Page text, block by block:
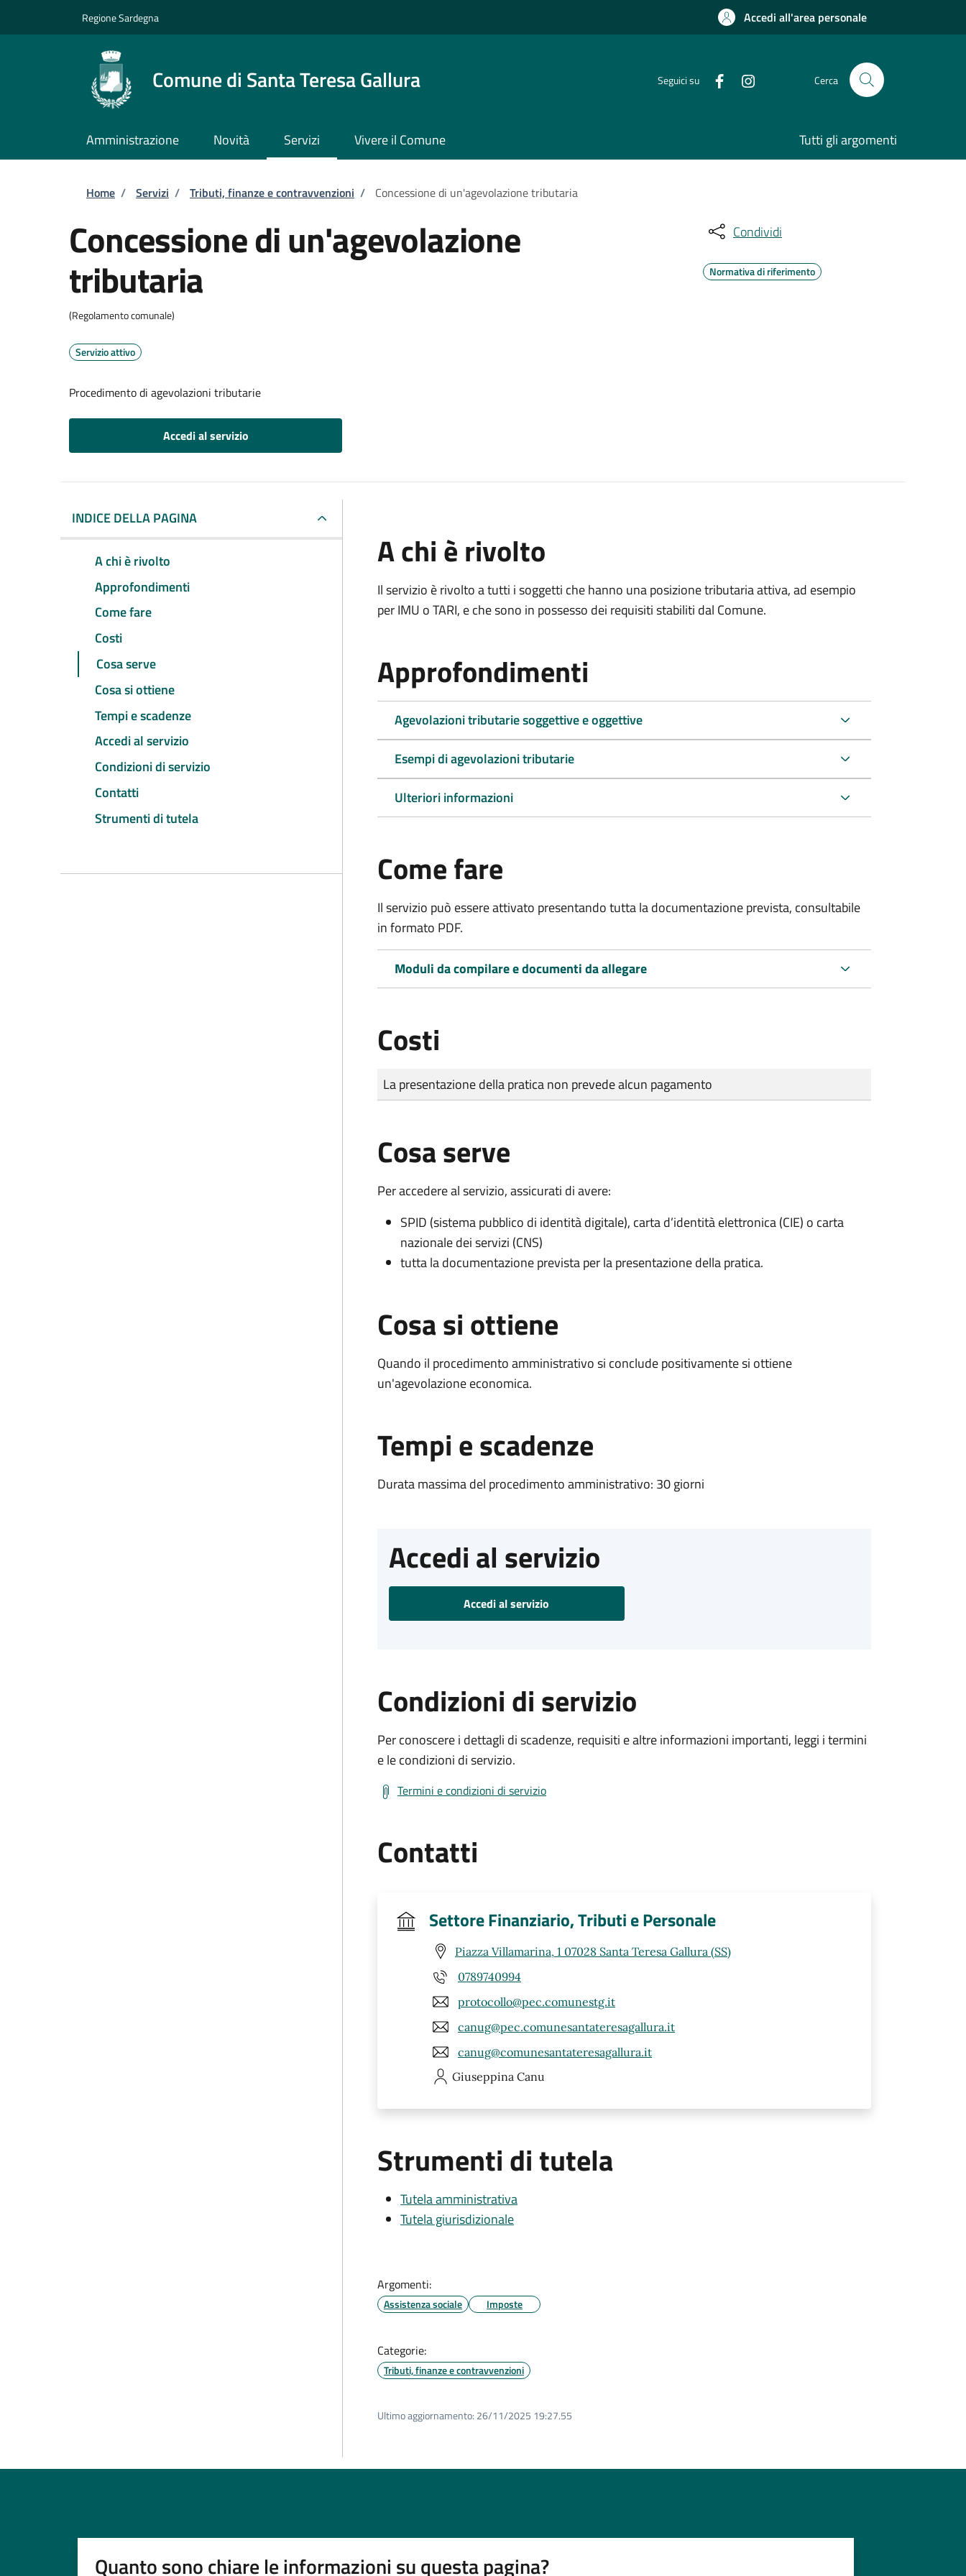
Regione Sardegna Accedi all'area personale
Comune di Santa Teresa Gallura Seguici su Cerca
Amministrazione Novità Servizi Vivere il Comune Tutti gli argomenti
Briciole di pane
Home / Servizi / Tributi, finanze e contravvenzioni / Concessione di un'agevolazione tributaria
Concessione di un'agevolazione
tributaria
(Regolamento comunale)
Servizio attivo
Procedimento di agevolazioni tributarie
Accedi al servizio
Condividi
Normativa di riferimento
INDICE DELLA PAGINA
A chi è rivolto
Approfondimenti
Come fare
Costi
Cosa serve
Cosa si ottiene
Tempi e scadenze
Accedi al servizio
Condizioni di servizio
Contatti
Strumenti di tutela
A chi è rivolto
Il servizio è rivolto a tutti i soggetti che hanno una posizione tributaria attiva, ad esempio
per IMU o TARI, e che sono in possesso dei requisiti stabiliti dal Comune.
Approfondimenti
Agevolazioni tributarie soggettive e oggettive
Esempi di agevolazioni tributarie
Ulteriori informazioni
Come fare
Il servizio può essere attivato presentando tutta la documentazione prevista, consultabile
in formato PDF.
Moduli da compilare e documenti da allegare
Costi
Tipo di pagamento
Importo
La presentazione della pratica non prevede alcun pagamento
Cosa serve
Per accedere al servizio, assicurati di avere:
SPID (sistema pubblico di identità digitale), carta d’identità elettronica (CIE) o carta
nazionale dei servizi (CNS)
tutta la documentazione prevista per la presentazione della pratica.
Cosa si ottiene
Quando il procedimento amministrativo si conclude positivamente si ottiene
un'agevolazione economica.
Tempi e scadenze
Durata massima del procedimento amministrativo: 30 giorni
Accedi al servizio
Accedi al servizio
Condizioni di servizio
Per conoscere i dettagli di scadenze, requisiti e altre informazioni importanti, leggi i termini
e le condizioni di servizio.
Termini e condizioni di servizio
Contatti
Settore Finanziario, Tributi e Personale
Piazza Villamarina, 1 07028 Santa Teresa Gallura (SS)
0789740994
protocollo@pec.comunestg.it
canug@pec.comunesantateresagallura.it
canug@comunesantateresagallura.it
Giuseppina Canu
Strumenti di tutela
Tutela amministrativa
Tutela giurisdizionale
Argomenti:
Assistenza sociale Imposte
Categorie:
Tributi, finanze e contravvenzioni
Ultimo aggiornamento: 26/11/2025 19:27.55
Quanto sono chiare le informazioni su questa pagina?